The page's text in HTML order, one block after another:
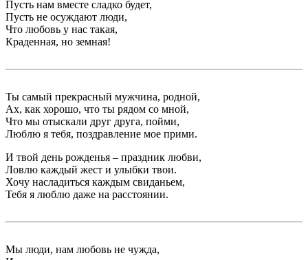
Пусть нам вместе сладко будет,
Пусть не осуждают люди,
Что любовь у нас такая,
Краденная, но земная!
Ты самый прекрасный мужчина, родной,
Ах, как хорошо, что ты рядом со мной,
Что мы отыскали друг друга, пойми,
Люблю я тебя, поздравление мое прими.
И твой день рожденья – праздник любви,
Ловлю каждый жест и улыбки твои.
Хочу насладиться каждым свиданьем,
Тебя я люблю даже на расстоянии.
Мы люди, нам любовь не чужда,